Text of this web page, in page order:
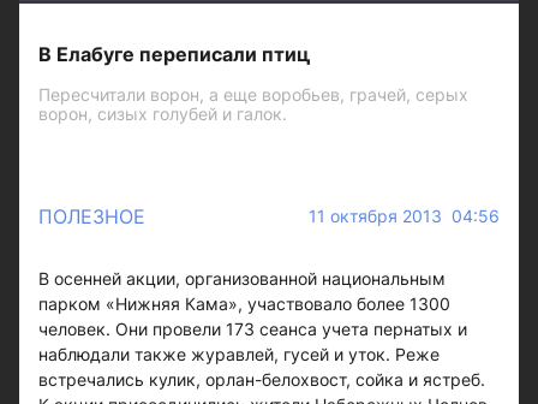
В Елабуге переписали птиц
Пересчитали ворон, а еще воробьев, грачей, серых
ворон, сизых голубей и галок.
ПОЛЕЗНОЕ 11 октября 2013 04:56
В осенней акции, организованной национальным
парком «Нижняя Кама», участвовало более 1300
человек. Они провели 173 сеанса учета пернатых и
наблюдали также журавлей, гусей и уток. Реже
встречались кулик, орлан-белохвост, сойка и ястреб.